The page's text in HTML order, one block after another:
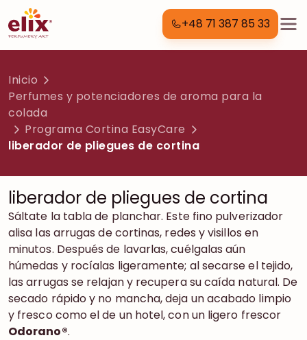
+48 71 387 85 33
Inicio
Perfumes y potenciadores de aroma para la
colada
Programa Cortina EasyCare
liberador de pliegues de cortina
liberador de pliegues de cortina
Sáltate la tabla de planchar. Este fino pulverizador
alisa las arrugas de cortinas, redes y visillos en
minutos. Después de lavarlas, cuélgalas aún
húmedas y rocíalas ligeramente; al secarse el tejido,
las arrugas se relajan y recupera su caída natural. De
secado rápido y no mancha, deja un acabado limpio
y fresco como el de un hotel, con un ligero frescor
Odorano®.